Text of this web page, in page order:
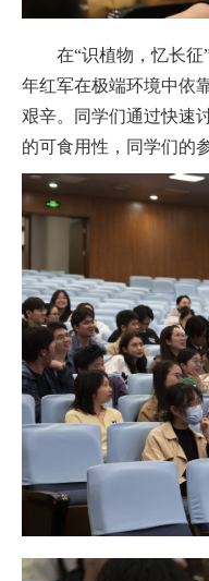
在“识植物，忆长
年红军在极端环境中依
艰辛。同学们通过快速
的可食用性，同学们的